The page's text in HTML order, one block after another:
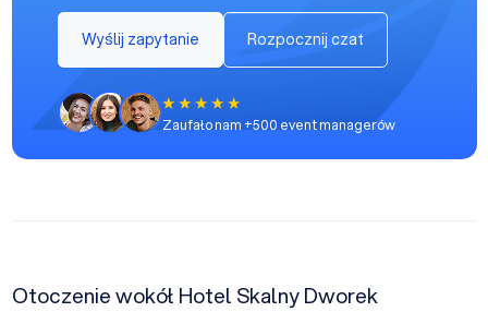
Wyślij zapytanie Rozpocznij czat
Zaufało nam +500 event managerów
Otoczenie wokół Hotel Skalny Dworek